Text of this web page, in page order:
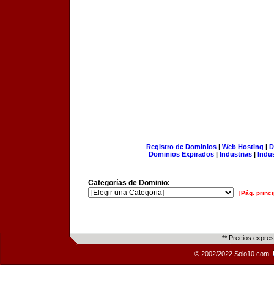
Registro de Dominios| Web Hosting |
Dominios Expirados | Industrias |
Categorías de Dominio:
[Pág.
** Precios
© 2002/2022 Solo10.com